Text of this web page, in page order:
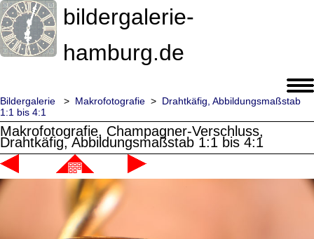
bildergalerie-
hamburg.de
Bildergalerie > Makrofotografie > Drahtkäfig, Abbildungsmaßstab
1:1 bis 4:1
Makrofotografie, Champagner-Verschluss,
Drahtkäfig, Abbildungsmaßstab 1:1 bis 4:1